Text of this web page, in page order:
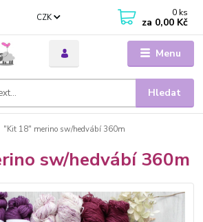
Menu
CZK
Hledat
0 ks
za 0,00 Kč
"Kit 18" merino sw/hedvábí 360m
sw/hedvábí 360m